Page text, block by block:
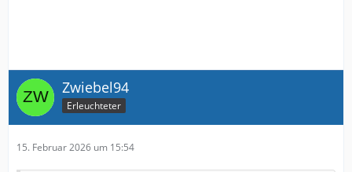
Zwiebel94
Erleuchteter
15. Februar 2026 um 15:54